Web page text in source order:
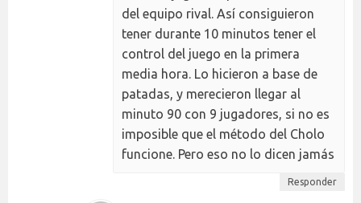
del equipo rival. Así consiguieron
tener durante 10 minutos tener el
control del juego en la primera
media hora. Lo hicieron a base de
patadas, y merecieron llegar al
minuto 90 con 9 jugadores, si no es
imposible que el método del Cholo
funcione. Pero eso no lo dicen jamás
Responder